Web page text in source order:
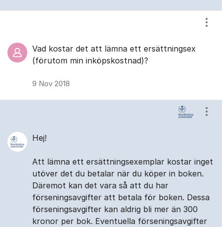
Vad kostar det att lämna ett ersättningsex
(förutom min inköpskostnad)?
9 Nov 2018
Hej!
Att lämna ett ersättningsexemplar kostar inget
utöver det du betalar när du köper in boken.
Däremot kan det vara så att du har
förseningsavgifter att betala för boken. Dessa
förseningsavgifter kan aldrig bli mer än 300
kronor per bok. Eventuella förseningsavgifter